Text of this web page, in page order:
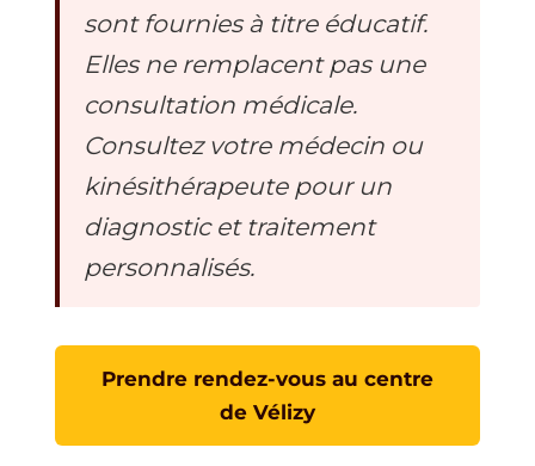
sont fournies à titre éducatif.
Elles ne remplacent pas une
consultation médicale.
Consultez votre médecin ou
kinésithérapeute pour un
diagnostic et traitement
personnalisés.
Prendre rendez-vous au centre
de Vélizy